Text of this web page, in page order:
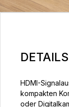
DETAILS
HDMI-
kompakten
oder